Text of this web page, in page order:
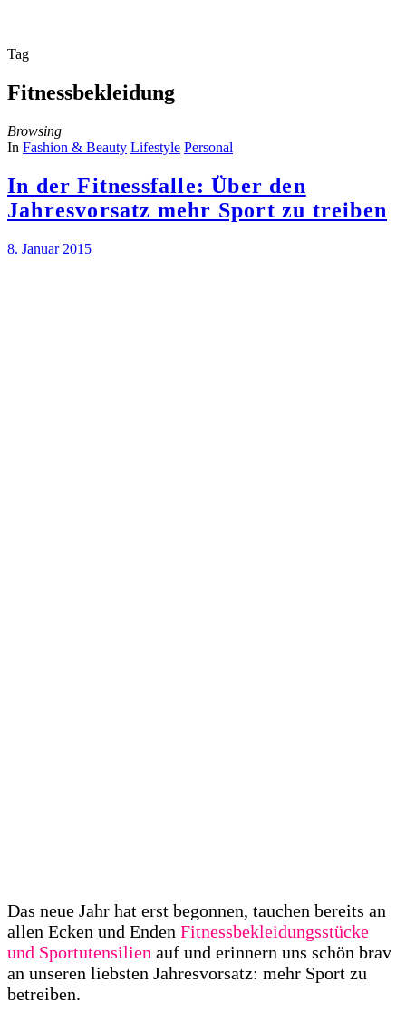
Tag
Fitnessbekleidung
Browsing
In Fashion & Beauty Lifestyle Personal
In der Fitnessfalle: Über den
Jahresvorsatz mehr Sport zu treiben
8. Januar 2015
Das neue Jahr hat erst begonnen, tauchen bereits an
allen Ecken und Enden Fitnessbekleidungsstücke
und Sportutensilien auf und erinnern uns schön brav
an unseren liebsten Jahresvorsatz: mehr Sport zu
betreiben.